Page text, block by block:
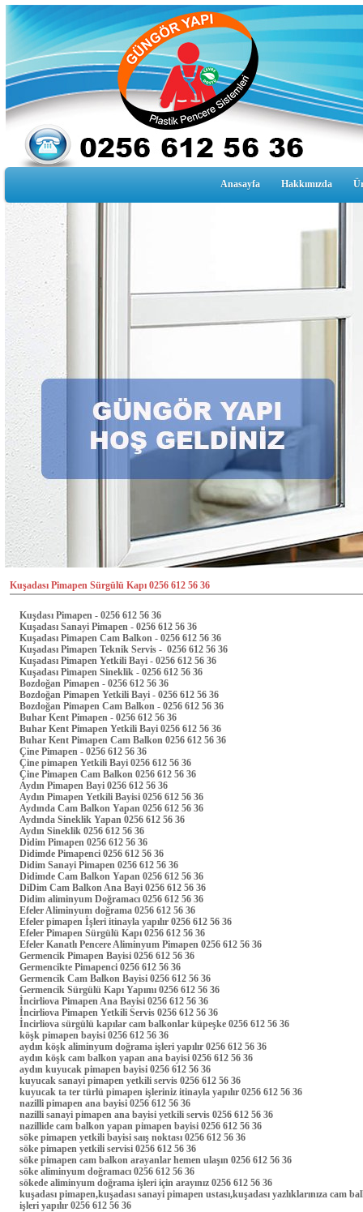
Anasayfa Hakkımızda
Kuşadası Pimapen Sürgülü Kapı 0256 612 56 36
Kuşdası Pimapen - 0256 612 56 36
Kuşadası Sanayi Pimapen - 0256 612 56 36
Kuşadası Pimapen Cam Balkon - 0256 612 56 36
Kuşadası Pimapen Teknik Servis - 0256 612 56 36
Kuşadası Pimapen Yetkili Bayi - 0256 612 56 36
Kuşadası Pimapen Sineklik - 0256 612 56 36
Bozdoğan Pimapen - 0256 612 56 36
Bozdoğan Pimapen Yetkili Bayi - 0256 612 56 36
Bozdoğan Pimapen Cam Balkon - 0256 612 56 36
Buhar Kent Pimapen - 0256 612 56 36
Buhar Kent Pimapen Yetkili Bayi 0256 612 56 36
Buhar Kent Pimapen Cam Balkon 0256 612 56 36
Çine Pimapen - 0256 612 56 36
Çine pimapen Yetkili Bayi 0256 612 56 36
Çine Pimapen Cam Balkon 0256 612 56 36
Aydın Pimapen Bayi 0256 612 56 36
Aydın Pimapen Yetkili Bayisi 0256 612 56 36
Aydında Cam Balkon Yapan 0256 612 56 36
Aydında Sineklik Yapan 0256 612 56 36
Aydın Sineklik 0256 612 56 36
Didim Pimapen 0256 612 56 36
Didimde Pimapenci 0256 612 56 36
Didim Sanayi Pimapen 0256 612 56 36
Didimde Cam Balkon Yapan 0256 612 56 36
DiDim Cam Balkon Ana Bayi 0256 612 56 36
Didim aliminyum Doğramacı 0256 612 56 36
Efeler Aliminyum doğrama 0256 612 56 36
Efeler pimapen İşleri itinayla yapılır 0256 612 56 36
Efeler Pimapen Sürgülü Kapı 0256 612 56 36
Efeler Kanatlı Pencere Aliminyum Pimapen 0256 612 56 36
Germencik Pimapen Bayisi 0256 612 56 36
Germencikte Pimapenci 0256 612 56 36
Germencik Cam Balkon Bayisi 0256 612 56 36
Germencik Sürgülü Kapı Yapımı 0256 612 56 36
İncirliova Pimapen Ana Bayisi 0256 612 56 36
İncirliova Pimapen Yetkili Servis 0256 612 56 36
İncirliova sürgülü kapılar cam balkonlar küpeşke 0256 612 56 36
köşk pimapen bayisi 0256 612 56 36
aydın köşk aliminyum doğrama işleri yapılır 0256 612 56 36
aydın köşk cam balkon yapan ana bayisi 0256 612 56 36
aydın kuyucak pimapen bayisi 0256 612 56 36
kuyucak sanayi pimapen yetkili servis 0256 612 56 36
kuyucak ta ter türlü pimapen işleriniz itinayla yapılır 0256 612 56 36
nazilli pimapen ana bayisi 0256 612 56 36
nazilli sanayi pimapen ana bayisi yetkili servis 0256 612 56 36
nazillide cam balkon yapan pimapen bayisi 0256 612 56 36
söke pimapen yetkili bayisi saış noktası 0256 612 56 36
söke pimapen yetkili servisi 0256 612 56 36
söke pimapen cam balkon arayanlar hemen ulaşın 0256 612 56 36
söke aliminyum doğramacı 0256 612 56 36
sökede aliminyum doğrama işleri için arayınız 0256 612 56 36
kuşadası pimapen,kuşadası sanayi pimapen ustası,kuşadası yazlıklarınıza
işleri yapılır 0256 612 56 36